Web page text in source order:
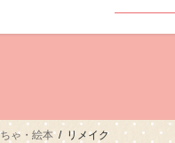
ゃ・絵本 リメイク